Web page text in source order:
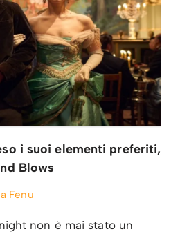
i suoi elementi preferiti,
Blows
Fenu
non è mai stato un